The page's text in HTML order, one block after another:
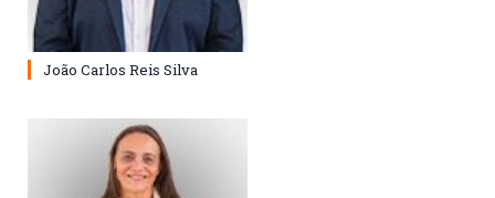
João Carlos Reis Silva